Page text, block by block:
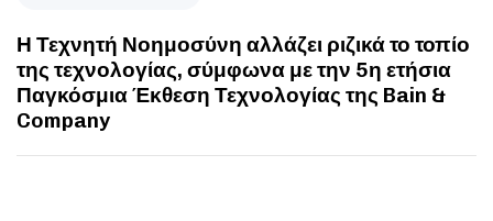
Η Τεχνητή Νοημοσύνη αλλάζει ριζικά το τοπίο
της τεχνολογίας, σύμφωνα με την 5η ετήσια
Παγκόσμια Έκθεση Τεχνολογίας της Bain &
Company